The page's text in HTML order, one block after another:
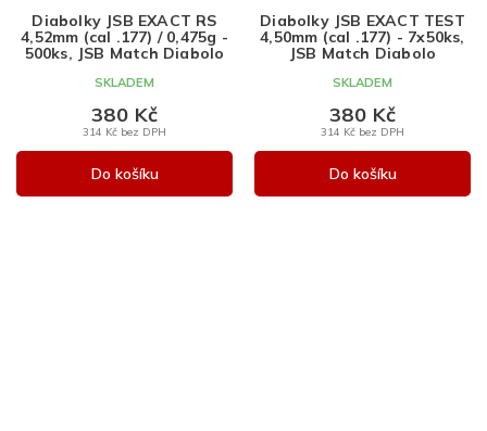
Diabolky JSB EXACT RS
4,52mm (cal .177) / 0,475g -
500ks, JSB Match Diabolo
SKLADEM
314 Kč bez DPH
380 Kč
Do košíku
Diabolky JSB EXACT TEST
4,50mm (cal .177) - 7x50ks,
JSB Match Diabolo
SKLADEM
314 Kč bez DPH
380 Kč
Do košíku